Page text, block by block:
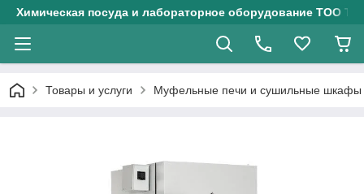
Химическая посуда и лабораторное оборудование ТОО
Товары и услуги Муфельные печи и сушильные шкафы